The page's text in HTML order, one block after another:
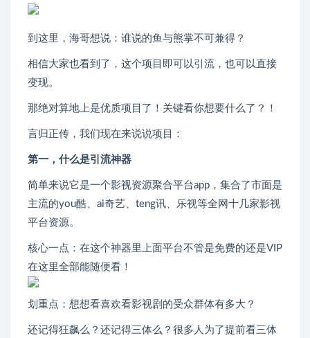
到这里，海哥想说：谁说的鱼与熊掌不可兼得？
相信大家也看到了，这个项目即可以引流，也可以直接
变现。
那绝对算地上是优质项目了！关键看你想要什么了？！
言归正传，我们现在来说说项目：
第一，什么是引流神器
简单来说它是一个影视资源聚合平台app，集合了市面是
主流的you酷、ai奇艺、teng讯、乐视等全网十几家影视
平台资源。
核心一点：在这个神器里上面平台不管是免费的还是VIP
在这里全部能随便看！
划重点：想想看喜欢看影视剧的受众群体有多大？
还记得狂飙么？还记得三体么？很多人为了提前看三体